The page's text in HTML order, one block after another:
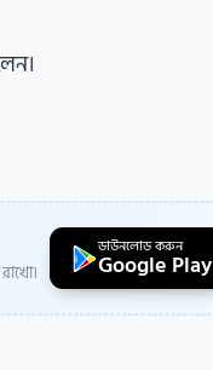
ডাউনলোড করুন
Google Play